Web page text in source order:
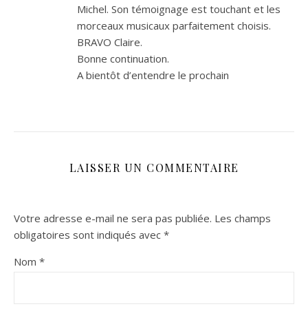
Michel. Son témoignage est touchant et les
morceaux musicaux parfaitement choisis.
BRAVO Claire.
Bonne continuation.
A bientôt d’entendre le prochain
LAISSER UN COMMENTAIRE
Votre adresse e-mail ne sera pas publiée. Les champs
obligatoires sont indiqués avec *
Nom *